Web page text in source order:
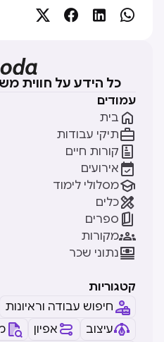




כל הידע על חווית
עמודים
בית 
תיקי עבודות
קורות חיים 
אירועים 
מסלולי לימוד
כלים
ספרים 
מקורות
נתוני שכר
קטגוריות
חיפוש עבודה וראיונות
עיצוב
אפיון